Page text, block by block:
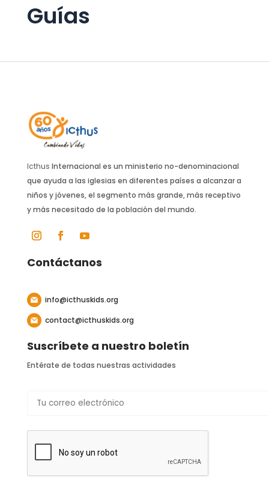
Guías
Icthus Internacional es un ministerio no-denominacional
que ayuda a las iglesias en diferentes países a alcanzar a
niños y jóvenes, el segmento más grande, más receptivo
y más necesitado de la población del mundo.
Contáctanos
info@icthuskids.org
contact@icthuskids.org
Suscríbete a nuestro boletín
Entérate de todas nuestras actividades